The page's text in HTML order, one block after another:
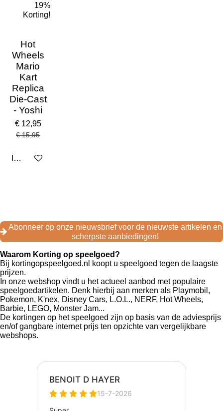
19%
Korting!
Hot
Wheels
Mario
Kart
Replica
Die-Cast
- Yoshi
€ 12,95
€ 15,95
In winkelwagen
b
k
a
a
m
o
Abonneer op onze nieuwsbrief voor de nieuwste artikelen en
scherpste aanbiedingen!
Waarom Korting op speelgoed?
Bij kortingopspeelgoed.nl koopt u speelgoed tegen de laagste
prijzen.
In onze webshop vindt u het actueel aanbod met populaire
speelgoedartikelen. Denk hierbij aan merken als Playmobil,
Pokemon, K'nex, Disney Cars, L.O.L., NERF, Hot Wheels,
Barbie, LEGO, Monster Jam...
De kortingen op het speelgoed zijn op basis van de adviesprijs
en/of gangbare internet prijs ten opzichte van vergelijkbare
webshops.